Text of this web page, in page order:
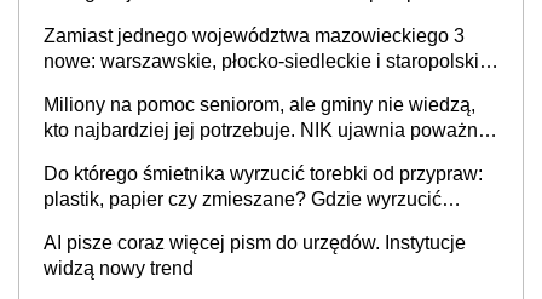
Zamiast jednego województwa mazowieckiego 3
nowe: warszawskie, płocko-siedleckie i staropolskie.
stołecznych
Miliony na pomoc seniorom, ale gminy nie wiedzą,
kto najbardziej jej potrzebuje. NIK ujawnia poważną
Do którego śmietnika wyrzucić torebki od przypraw:
plastik, papier czy zmieszane? Gdzie wyrzucić
AI pisze coraz więcej pism do urzędów. Instytucje
widzą nowy trend